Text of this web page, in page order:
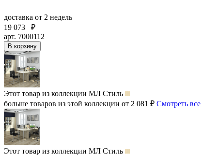
доставка от 2 недель
19 073
₽
арт. 7000112
В корзину
Этот товар из коллекции МЛ Стиль
больше товаров из этой коллекции от 2 081 ₽ Смотреть все
Этот товар из коллекции МЛ Стиль